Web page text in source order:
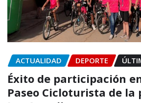
ACTUALIDAD DEPORTE
Éxito de participación
Paseo Cicloturista de la